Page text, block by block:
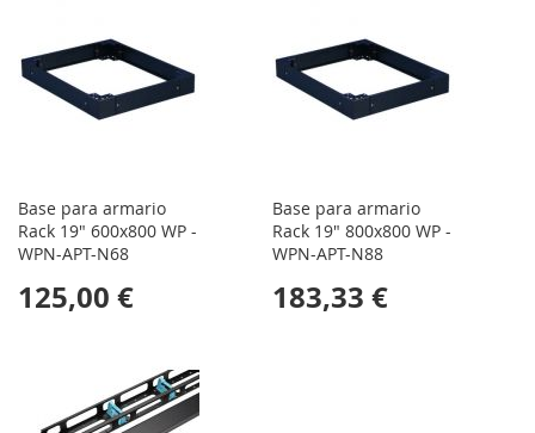
Base para armario
Rack 19" 600x800 WP -
WPN-APT-N68
125,00 €
Base para armario
Rack 19" 800x800 WP -
WPN-APT-N88
183,33 €